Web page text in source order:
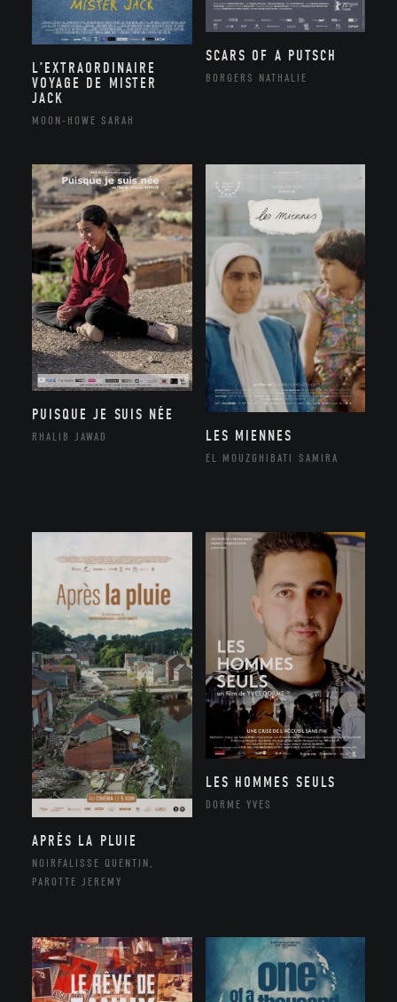
L’EXTRAORDINAIRE
VOYAGE DE MISTER
JACK
MOON-HOWE SARAH
SCARS OF A PUTSCH
BORGERS NATHALIE
PUISQUE JE SUIS NÉE
RHALIB JAWAD LES MIENNES
EL MOUZGHIBATI SAMIRA
APRÈS LA PLUIE
NOIRFALISSE QUENTIN,
PAROTTE JEREMY
LES HOMMES SEULS
DORME YVES